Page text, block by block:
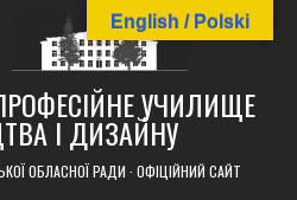
УЧИЛИЩЕ
І ДИЗАЙНУ
ОБЛАСНОЇ РАДИ · ОФІЦІЙНИЙ САЙТ
English / Polski